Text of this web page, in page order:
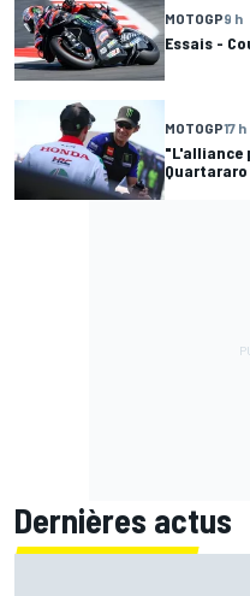
MOTOGP9 h
Essais -
MOTOGP17 h
"L'alliance
Quartararo
Dernières actus